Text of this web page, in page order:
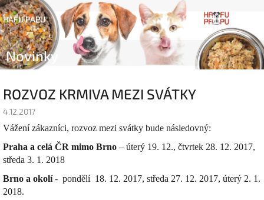
Přejít
na
obsah
HAFU PAPU Hledat
Novinky
ROZVOZ KRMIVA MEZI SVÁTKY
4.12.2017
Vážení zákazníci, rozvoz mezi svátky bude následovný:
Praha a celá ČR mimo Brno – úterý 19. 12., čtvrtek 28. 12. 2017,
středa 3. 1. 2018
Brno a okolí- pondělí 18. 12. 2017, středa 27. 12. 2017, úterý 2. 1.
2018.